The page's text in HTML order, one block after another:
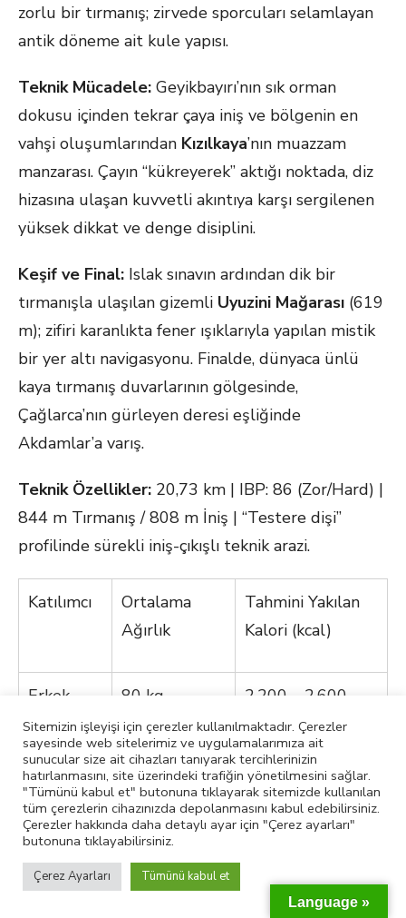
zorlu bir tırmanış; zirvede sporcuları selamlayan
antik döneme ait kule yapısı.
Teknik Mücadele: Geyikbayırı’nın sık orman
dokusu içinden tekrar çaya iniş ve bölgenin en
vahşi oluşumlarından Kızılkaya’nın muazzam
manzarası. Çayın “kükreyerek” aktığı noktada, diz
hizasına ulaşan kuvvetli akıntıya karşı sergilenen
yüksek dikkat ve denge disiplini.
Keşif ve Final: Islak sınavın ardından dik bir
tırmanışla ulaşılan gizemli Uyuzini Mağarası (619
m); zifiri karanlıkta fener ışıklarıyla yapılan mistik
bir yer altı navigasyonu. Finalde, dünyaca ünlü
kaya tırmanış duvarlarının gölgesinde,
Çağlarca’nın gürleyen deresi eşliğinde
Akdamlar’a varış.
Teknik Özellikler: 20,73 km | IBP: 86 (Zor/Hard) |
844 m Tırmanış / 808 m İniş | “Testere dişi”
profilinde sürekli iniş-çıkışlı teknik arazi.
Katılımcı
Ortalama
Ağırlık
Tahmini Yakılan
Kalori (kcal)
Erkek 80 kg
2.200 – 2.600
kcal
Kadın 65 kg
1.750 – 2.100
kcal
10.Etap – Dağdan Müze Kapısına: Büyük Final
Sitemizin işleyişi için çerezler kullanılmaktadır. Çerezler
sayesinde web sitelerimiz ve uygulamalarımıza ait
sunucular size ait cihazları tanıyarak tercihlerinizin
hatırlanmasını, site üzerindeki trafiğin yönetilmesini sağlar.
"Tümünü kabul et" butonuna tıklayarak sitemizde kullanılan
tüm çerezlerin cihazınızda depolanmasını kabul edebilirsiniz.
Çerezler hakkında daha detaylı ayar için "Çerez ayarları"
butonuna tıklayabilirsiniz.
Çerez Ayarları Tümünü kabul et
Language »